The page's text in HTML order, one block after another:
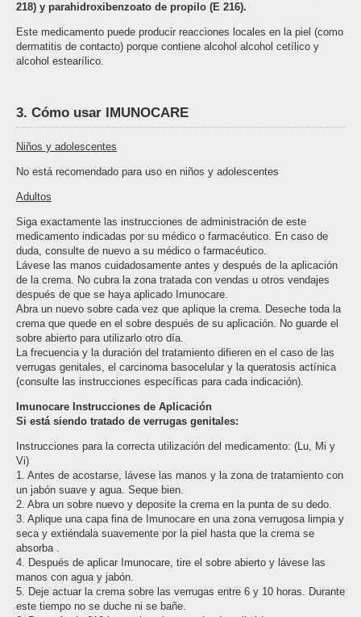
218) y parahidroxibenzoato de propilo (E 216).
Este medicamento puede producir reacciones locales en la piel (como
dermatitis de contacto) porque contiene alcohol alcohol cetílico y
alcohol estearílico.
3. Cómo usar IMUNOCARE
Niños y adolescentes
No está recomendado para uso en niños y adolescentes
Adultos
Siga exactamente las instrucciones de administración de este
medicamento indicadas por su médico o farmacéutico. En caso de
duda, consulte de nuevo a su médico o farmacéutico.
Lávese las manos cuidadosamente antes y después de la aplicación
de la crema. No cubra la zona tratada con vendas u otros vendajes
después de que se haya aplicado Imunocare.
Abra un nuevo sobre cada vez que aplique la crema. Deseche toda la
crema que quede en el sobre después de su aplicación. No guarde el
sobre abierto para utilizarlo otro día.
La frecuencia y la duración del tratamiento difieren en el caso de las
verrugas genitales, el carcinoma basocelular y la queratosis actínica
(consulte las instrucciones específicas para cada indicación).
Imunocare Instrucciones de Aplicación
Si está siendo tratado de verrugas genitales:
Instrucciones para la correcta utilización del medicamento: (Lu, Mi y
Vi)
1. Antes de acostarse, lávese las manos y la zona de tratamiento con
un jabón suave y agua. Seque bien.
2. Abra un sobre nuevo y deposite la crema en la punta de su dedo.
3. Aplique una capa fina de Imunocare en una zona verrugosa limpia y
seca y extiéndala suavemente por la piel hasta que la crema se
absorba .
4. Después de aplicar Imunocare, tire el sobre abierto y lávese las
manos con agua y jabón.
5. Deje actuar la crema sobre las verrugas entre 6 y 10 horas. Durante
este tiempo no se duche ni se bañe.